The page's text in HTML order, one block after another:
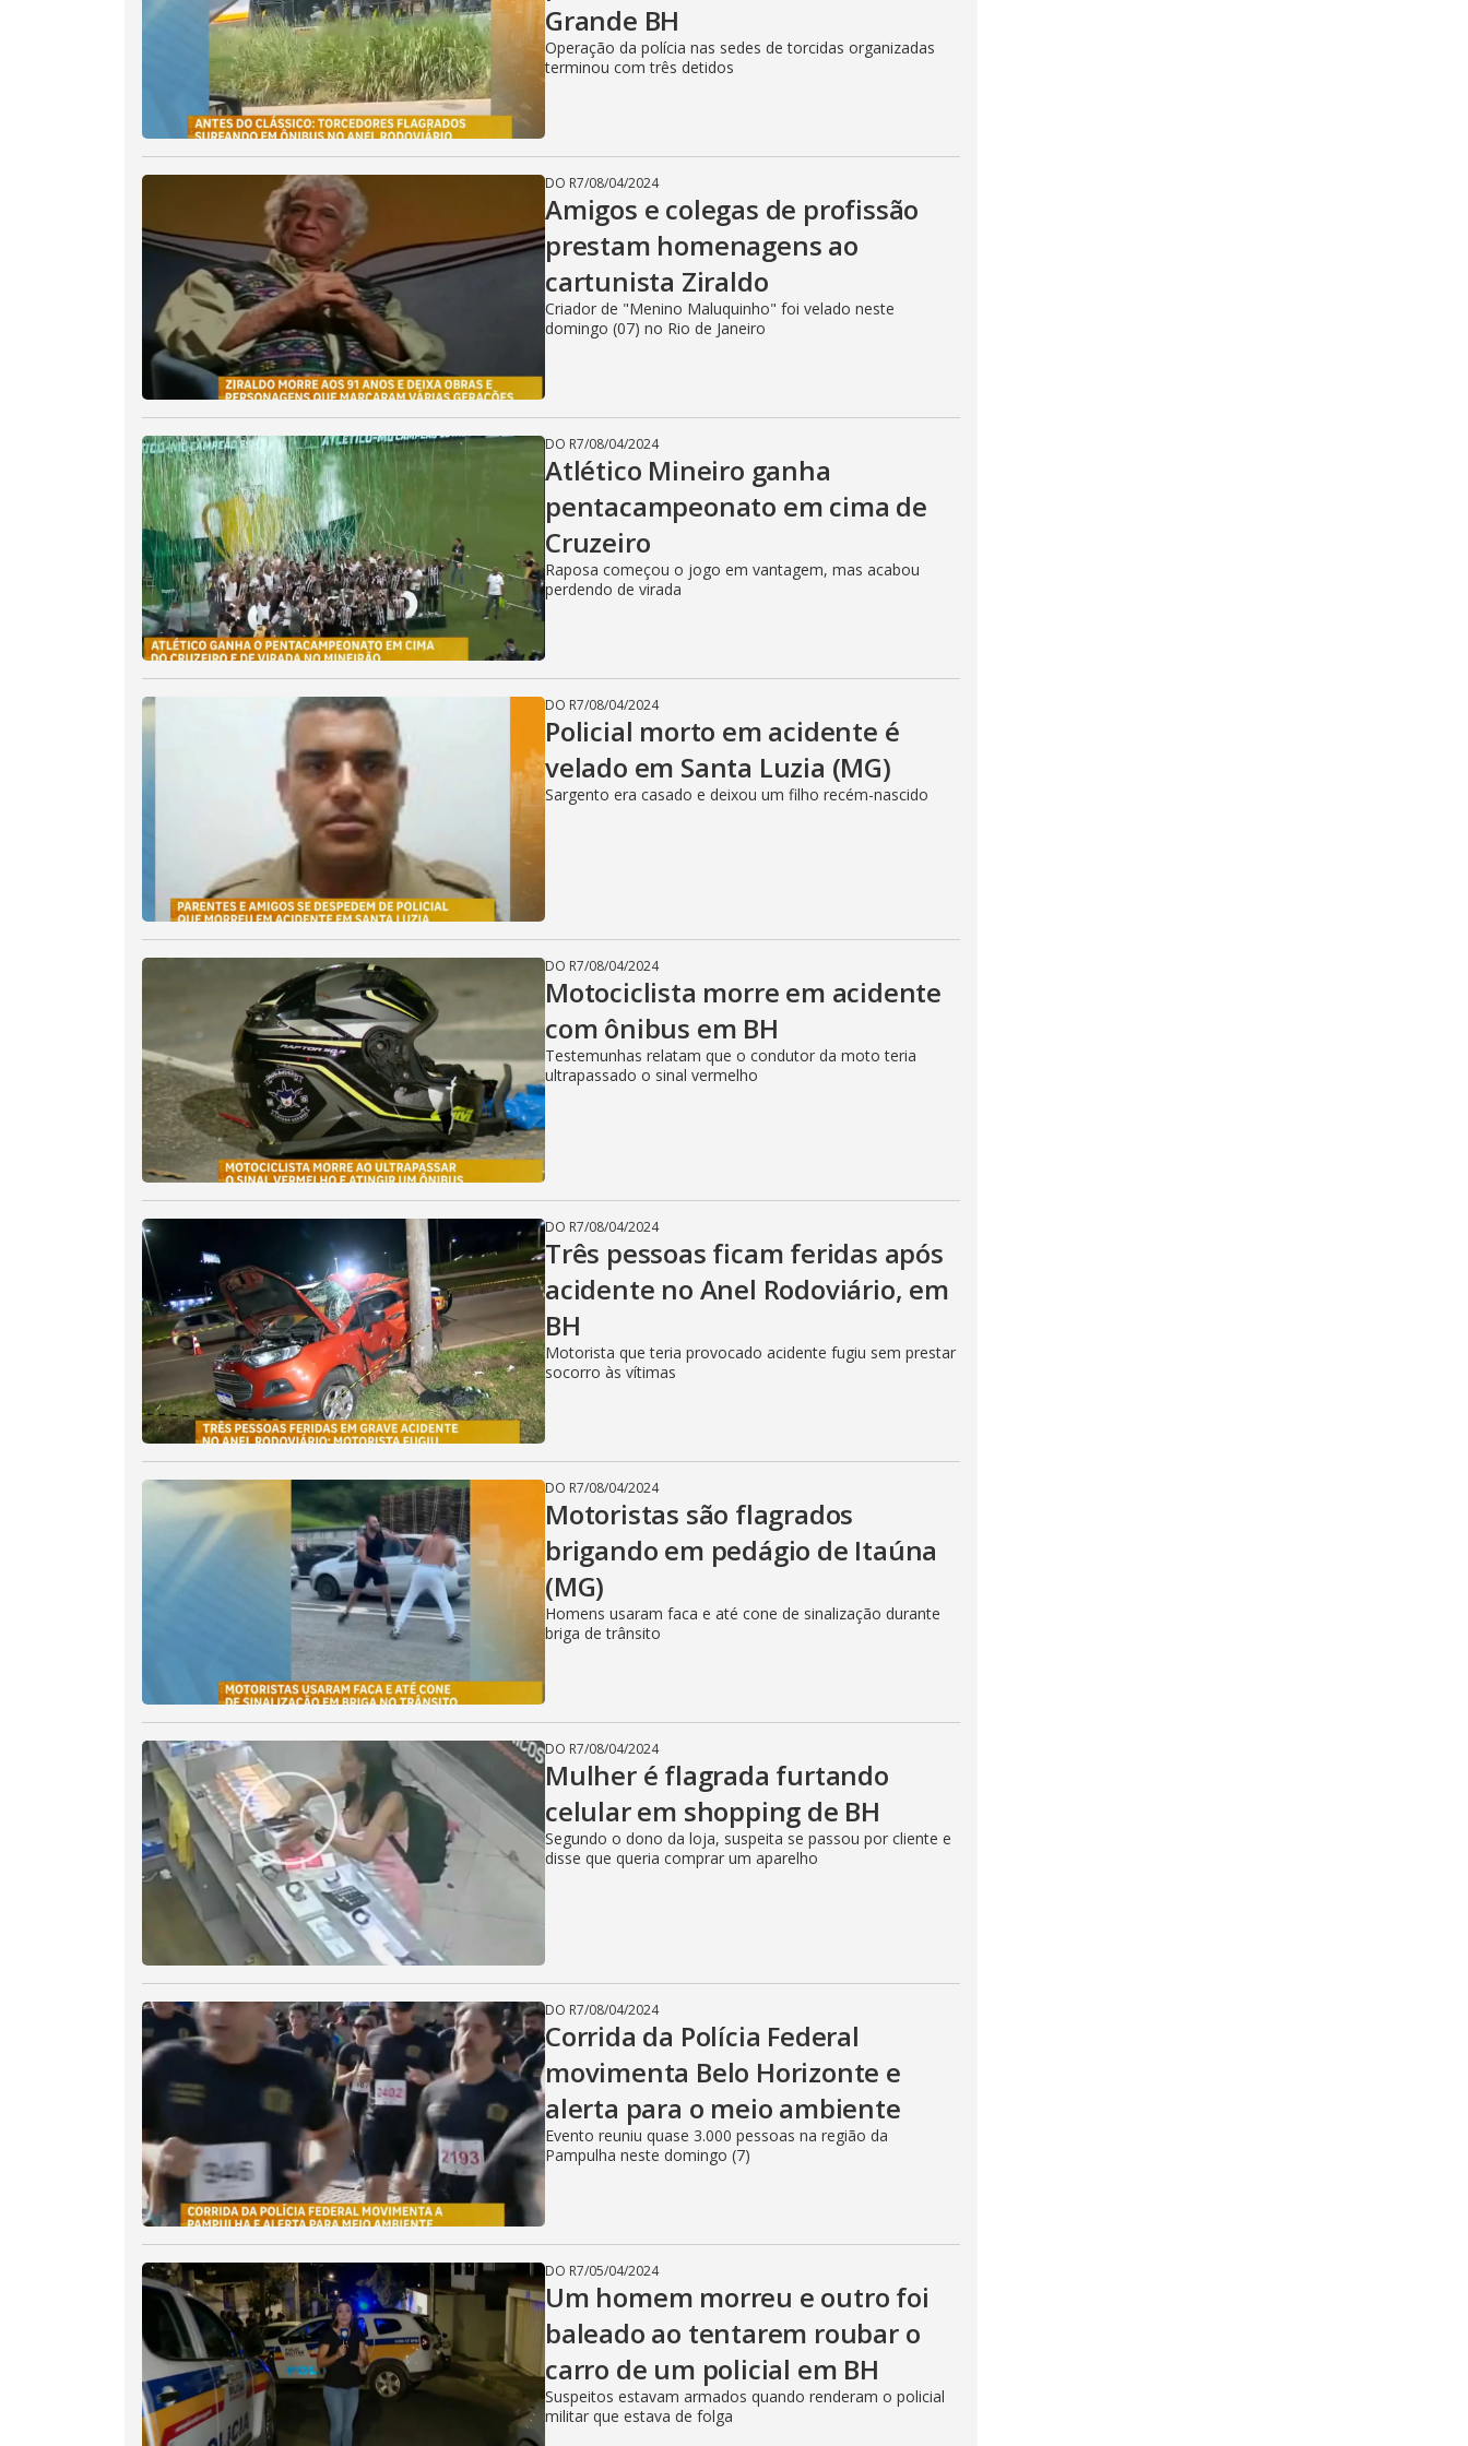
i
d
e
o
Grande BH
Operação da polícia nas sedes de torcidas organizadas
terminou com três detidos
DO R7/08/04/2024
Amigos e colegas de profissão
prestam homenagens ao
cartunista Ziraldo
Criador de "Menino Maluquinho" foi velado neste
domingo (07) no Rio de Janeiro
DO R7/08/04/2024
Atlético Mineiro ganha
pentacampeonato em cima de
Cruzeiro
Raposa começou o jogo em vantagem, mas acabou
perdendo de virada
DO R7/08/04/2024
Policial morto em acidente é
velado em Santa Luzia (MG)
Sargento era casado e deixou um filho recém-nascido
DO R7/08/04/2024
Motociclista morre em acidente
com ônibus em BH
Testemunhas relatam que o condutor da moto teria
ultrapassado o sinal vermelho
DO R7/08/04/2024
Três pessoas ficam feridas após
acidente no Anel Rodoviário, em
BH
Motorista que teria provocado acidente fugiu sem prestar
socorro às vítimas
DO R7/08/04/2024
Motoristas são flagrados
brigando em pedágio de Itaúna
(MG)
Homens usaram faca e até cone de sinalização durante
briga de trânsito
DO R7/08/04/2024
Mulher é flagrada furtando
celular em shopping de BH
Segundo o dono da loja, suspeita se passou por cliente e
disse que queria comprar um aparelho
DO R7/08/04/2024
Corrida da Polícia Federal
movimenta Belo Horizonte e
alerta para o meio ambiente
Evento reuniu quase 3.000 pessoas na região da
Pampulha neste domingo (7)
DO R7/05/04/2024
Um homem morreu e outro foi
baleado ao tentarem roubar o
carro de um policial em BH
Suspeitos estavam armados quando renderam o policial
militar que estava de folga